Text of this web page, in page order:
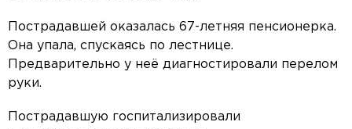
Пострадавшей оказалась 67-летняя пенсионерка.
Она упала, спускаясь по лестнице.
Предварительно у неё диагностировали перелом
руки.
Пострадавшую госпитализировали